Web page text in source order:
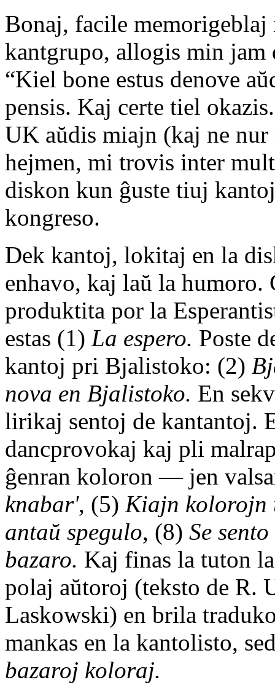
Bonaj, facile
kantgrupo, allogis min
“Kiel bone estus denove
pensis. Kaj certe tiel
UK aŭdis miajn (kaj ne
hejmen, mi trovis inter
diskon kun ĝuste tiuj
kongreso.
Dek kantoj, lokitaj en la
enhavo, kaj laŭ la humoro.
produktita por la
estas (1) La espero. Poste
kantoj pri Bjalistoko: (2)
nova en Bjalistoko. En
lirikaj sentoj de kantantoj.
dancprovokaj kaj pli
ĝenran koloron — jen
knabar', (5) Kiajn kolorojn
antaŭ spegulo, (8) Se
bazaro. Kaj finas la tuton
polaj aŭtoroj (teksto de R.
Laskowski) en brila
mankas en la kantolisto,
bazaroj koloraj.